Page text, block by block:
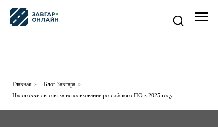
Главная » Блог Завгара »
Налоговые льготы за использование российского ПО в 2025 году